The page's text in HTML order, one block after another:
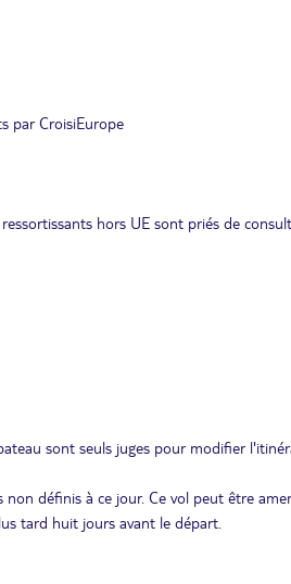
par CroisiEurope
ressortissants hors UE sont priés de
sont seuls juges pour modifier
définis à ce jour. Ce vol peut être
tard huit jours avant le départ.